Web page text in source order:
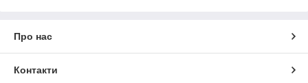
Про нас
Контакти